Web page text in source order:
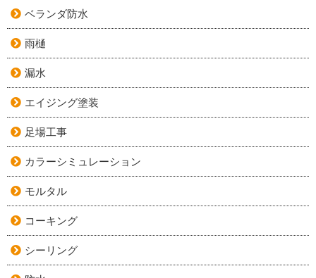
ベランダ防水
雨樋
漏水
エイジング塗装
足場工事
カラーシミュレーション
モルタル
コーキング
シーリング